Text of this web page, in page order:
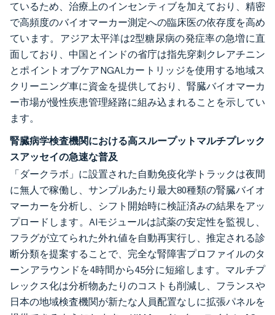
ているため、治療上のインセンティブを加えており、精密
で高頻度のバイオマーカー測定への臨床医の依存度を高め
ています。アジア太平洋は2型糖尿病の発症率の急増に直
面しており、中国とインドの省庁は指先穿刺クレアチニン
とポイントオブケアNGALカートリッジを使用する地域ス
クリーニング車に資金を提供しており、腎臓バイオマーカ
ー市場が慢性疾患管理経路に組み込まれることを示してい
ます。
腎臓病学検査機関における高スループットマルチプレック
スアッセイの急速な普及
「ダークラボ」に設置された自動免疫化学トラックは夜間
に無人で稼働し、サンプルあたり最大80種類の腎臓バイオ
マーカーを分析し、シフト開始時に検証済みの結果をアッ
プロードします。AIモジュールは試薬の安定性を監視し、
フラグが立てられた外れ値を自動再実行し、推定される診
断分類を提案することで、完全な腎障害プロファイルのタ
ーンアラウンドを4時間から45分に短縮します。マルチプ
レックス化は分析物あたりのコストも削減し、フランスや
日本の地域検査機関が新たな人員配置なしに拡張パネルを